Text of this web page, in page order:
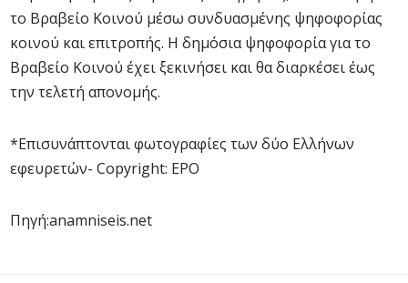
το Βραβείο Κοινού μέσω συνδυασμένης ψηφοφορίας
κοινού και επιτροπής. Η δημόσια ψηφοφορία για το
Βραβείο Κοινού έχει ξεκινήσει και θα διαρκέσει έως
την τελετή απονομής.
*Επισυνάπτονται φωτογραφίες των δύο Ελλήνων
εφευρετών- Copyright: EPO
Πηγή:anamniseis.net